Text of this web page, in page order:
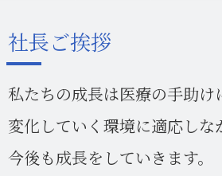
社長ご挨拶
私たちの成長は医療の手助け
変化していく環境に適応しな
今後も成長をしていきます。